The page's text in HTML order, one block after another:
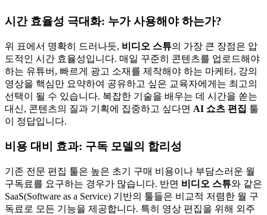
시간 효율성 극대화: 누가 사용해야 하는가?
위 표에서 명확히 드러나듯, 비디오 스튜의 가장 큰 장점은 압
도적인 시간 효율성입니다. 매일 꾸준히 콘텐츠를 업로드해야
하는 유튜버, 빠르게 광고 소재를 제작해야 하는 마케터, 강의
영상을 핵심만 요약하여 공유하고 싶은 교육자에게는 최고의
선택이 될 수 있습니다. 복잡한 기술을 배우는 데 시간을 쏟는
대신, 콘텐츠의 질과 기획에 집중하고 싶다면 AI 쇼츠 편집 툴
이 정답입니다.
비용 대비 효과: 구독 모델의 합리성
기존 전문 편집 툴은 높은 초기 구매 비용이나 부담스러운 월
구독료를 요구하는 경우가 많습니다. 반면 비디오 스튜와 같은
SaaS(Software as a Service) 기반의 툴들은 비교적 저렴한 월 구
독료로 모든 기능을 제공합니다. 특히 영상 편집을 위해 외주